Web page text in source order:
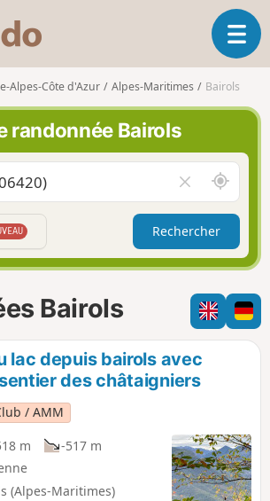
s
o
r
n
d
o
O
u
l
a
i
g
t
i
o
Alpes-Côte d'Azur Alpes-Maritimes Bairols
randonnée Bairols
i
d
e
r
l
e
h
m
p
A
u
t
u
r
d
e
m
Rechercher
Bairols
lac depuis bairols avec
des châtaigniers
/ AMM
m
-517 m
(Alpes-Maritimes)